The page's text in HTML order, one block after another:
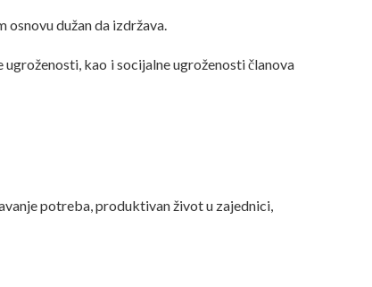
dužan da izdržava.
kao i socijalne ugroženosti članova
potreba, produktivan život u zajednici,